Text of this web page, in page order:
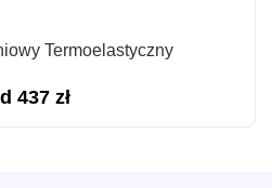
Termoelastyczny
437 zł